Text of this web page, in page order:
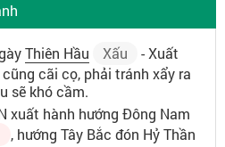
Thiên Hầu Xấu
- Xuất
cãi cọ, phải tránh xẩy ra
sẽ khó cầm.
xuất hành hướng Đông Nam
, hướng Tây Bắc đón Hỷ Thần